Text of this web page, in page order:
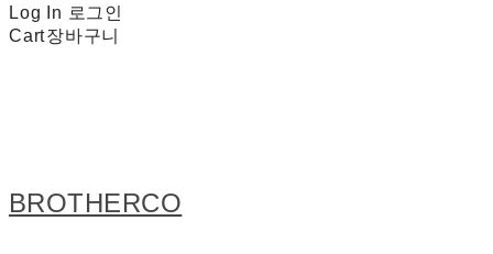
Log In 로그인
Cart장바구니
BROTHERCO